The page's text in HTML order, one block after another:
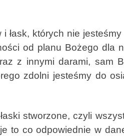
których nie jesteśmy
od planu Bożego dla
z innymi darami, sam
zdolni jesteśmy do
stworzone, czyli
to co odpowiednie w